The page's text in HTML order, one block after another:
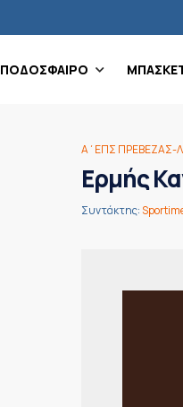
ΠΟΔΟΣΦΑΙΡΟ
Α΄ΕΠΣ ΠΡΕΒΕΖΑΣ-
Ερμής
Συντάκτης: